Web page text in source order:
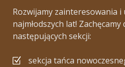
Rozwijamy zainteresowania i
najmłodszych lat!
następujących sekcji:
sekcja tańca